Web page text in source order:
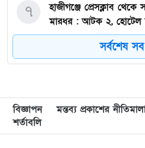
হাজীগঞ্জে প্রেসক্লাব
মারধর : আটক ২, হোটেল
৭
মতলব উত্তরে কালাম
হাজার টাকা জরিমানা
৮
মেরিল প্রথম আলো
অভিনেতার চূড়ান্ত
৯
সর্বশেষ
বিজ্ঞাপন মন্তব্য প্রকাশের
শর্তাবলি